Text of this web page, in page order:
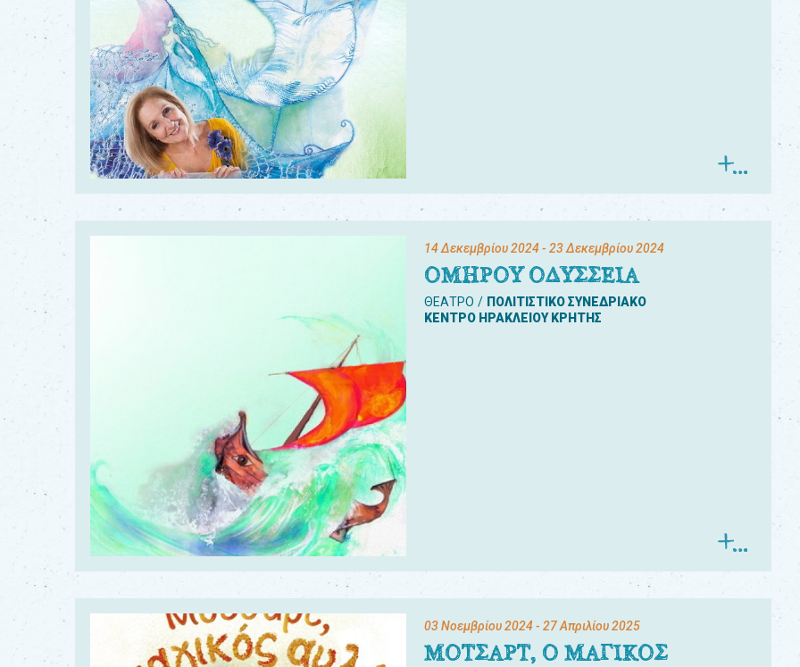
14 Δεκεμβρίου 2024- 23 Δεκεμβρίου 2024
ΟΜΗΡΟΥ ΟΔΥΣΣΕΙΑ
ΘΕΑΤΡΟ
ΠΟΛΙΤΙΣΤΙΚΟ ΣΥΝΕΔΡΙΑΚΟ
ΚΕΝΤΡΟ ΗΡΑΚΛΕΙΟΥ ΚΡΗΤΗΣ
03 Νοεμβρίου 2024- 27 Απριλίου 2025
ΜΟΤΣΑΡΤ, Ο ΜΑΓΙΚΟΣ